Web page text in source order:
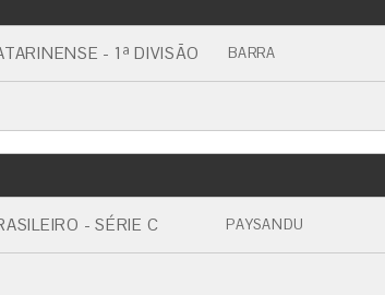
- 1ª DIVISÃO BARRA
- SÉRIE C PAYSANDU